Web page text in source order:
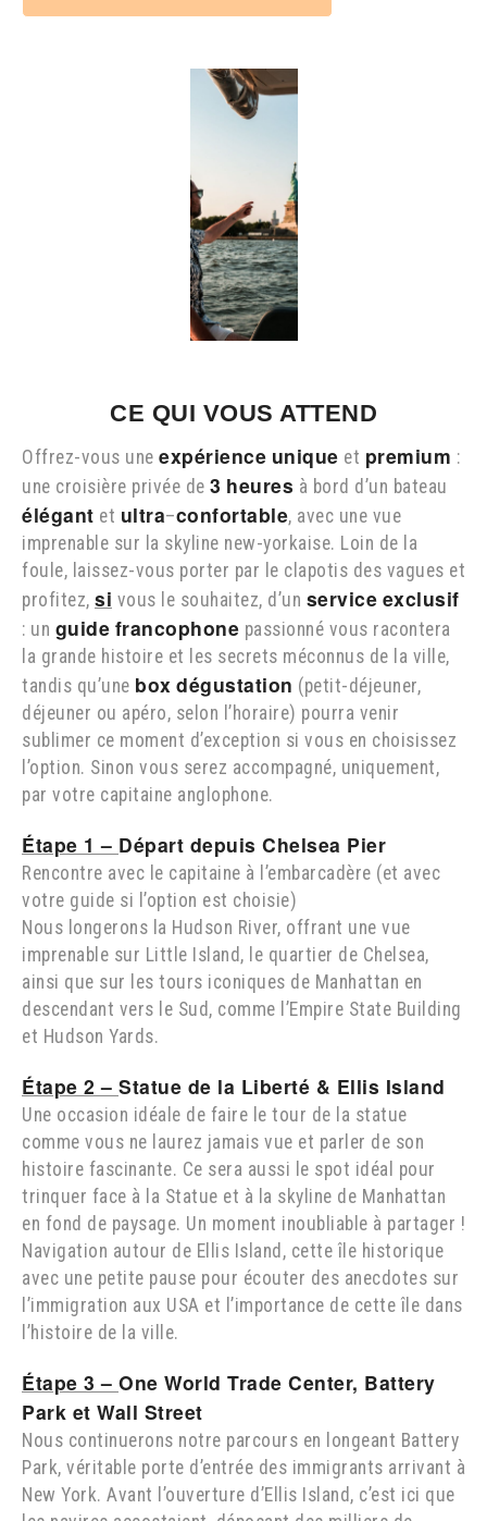
CE QUI VOUS ATTEND
Offrez-vous une expérience unique et premium :
une croisière privée de 3 heures à bord d’un bateau
élégant et ultra–confortable, avec une vue
imprenable sur la skyline new-yorkaise. Loin de la
foule, laissez-vous porter par le clapotis des vagues et
profitez, si vous le souhaitez, d’un service exclusif
: un guide francophone passionné vous racontera
la grande histoire et les secrets méconnus de la ville,
tandis qu’une box dégustation (petit-déjeuner,
déjeuner ou apéro, selon l’horaire) pourra venir
sublimer ce moment d’exception si vous en choisissez
l’option. Sinon vous serez accompagné, uniquement,
par votre capitaine anglophone.
Étape 1 – Départ depuis Chelsea Pier
Rencontre avec le capitaine à l’embarcadère (et avec
votre guide si l’option est choisie)
Nous longerons la Hudson River, offrant une vue
imprenable sur Little Island, le quartier de Chelsea,
ainsi que sur les tours iconiques de Manhattan en
descendant vers le Sud, comme l’Empire State Building
et Hudson Yards.
Étape 2 – Statue de la Liberté & Ellis Island
Une occasion idéale de faire le tour de la statue
comme vous ne laurez jamais vue et parler de son
histoire fascinante. Ce sera aussi le spot idéal pour
trinquer face à la Statue et à la skyline de Manhattan
en fond de paysage. Un moment inoubliable à partager !
Navigation autour de Ellis Island, cette île historique
avec une petite pause pour écouter des anecdotes sur
l’immigration aux USA et l’importance de cette île dans
l’histoire de la ville.
Étape 3 – One World Trade Center, Battery
Park et Wall Street
Nous continuerons notre parcours en longeant Battery
Park, véritable porte d’entrée des immigrants arrivant à
New York. Avant l’ouverture d’Ellis Island, c’est ici que